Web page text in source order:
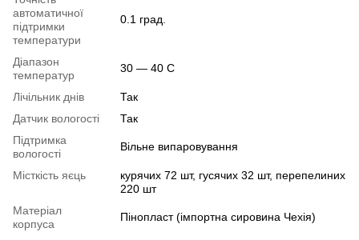
автоматичної
підтримки
температури
0.1 град.
Діапазон
температур
30 — 40 С
Лічільник днів
Так
Датчик вологості
Так
Підтримка
вологості
Вільне випаровування
Місткість яєць
курячих 72 шт, гусячих 32 шт, перепелиних
220 шт
Матеріал
корпуса
Пінопласт (імпортна сировина Чехія)